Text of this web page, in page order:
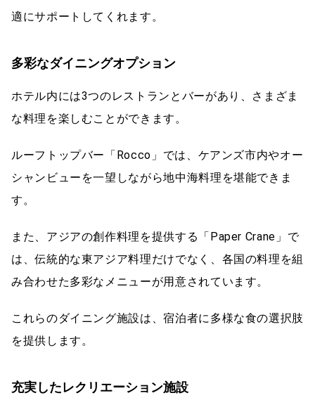
適にサポートしてくれます。
多彩なダイニングオプション
ホテル内には3つのレストランとバーがあり、さまざま
な料理を楽しむことができます。
ルーフトップバー「Rocco」では、ケアンズ市内やオー
シャンビューを一望しながら地中海料理を堪能できま
す。
また、アジアの創作料理を提供する「Paper Crane」で
は、伝統的な東アジア料理だけでなく、各国の料理を組
み合わせた多彩なメニューが用意されています。
これらのダイニング施設は、宿泊者に多様な食の選択肢
を提供します。
充実したレクリエーション施設